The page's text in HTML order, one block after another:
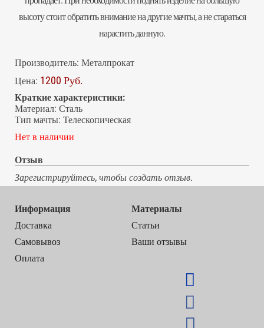
высоту стоит обратить внимание на другиемачты, а не стараться
нарастить данную.
Производитель: Металпрокат
Цена: 1200 Руб.
Краткие характеристики:
Материал: Сталь
Тип мачты: Телескопическая
Нет в наличии
Отзыв
Зарегистрируйтесь, чтобы создать отзыв.
Информация
Доставка
Самовывоз
Оплата
Материалы
Статьи
Ваши отзывы